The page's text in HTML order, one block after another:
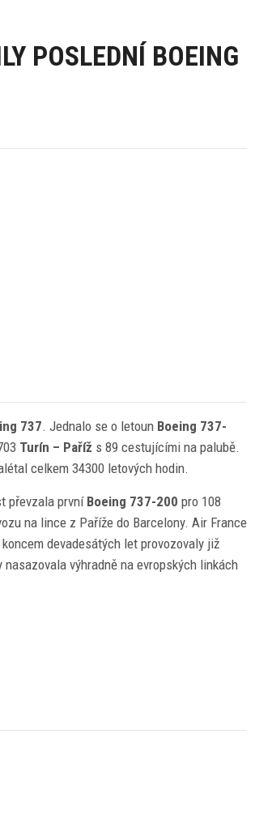
POSLEDNÍ BOEING
737. Jednalo se o letoun Boeing 737-
Turín – Paříž s 89 cestujícími na palubě.
celkem 34300 letových hodin.
převzala první Boeing 737-200 pro 108
na lince z Paříže do Barcelony. Air France
devadesátých let provozovaly již
výhradně na evropských linkách